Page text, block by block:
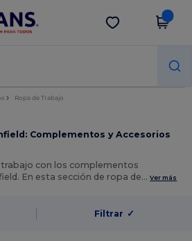
en app!
Descargar app
Ropa de Trabajo
Complementos y Accesorios
con los complementos
En esta sección de ropa de…Ver más
Filtrar ✓